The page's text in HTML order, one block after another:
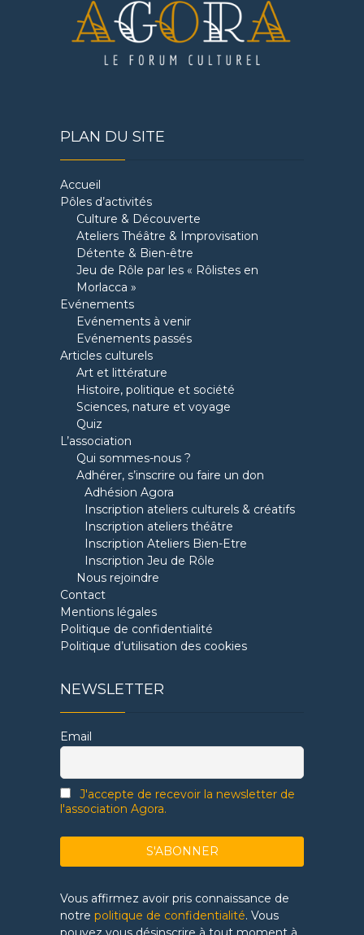
PLAN DU SITE
Accueil
Pôles d’activités
Culture & Découverte
Ateliers Théâtre & Improvisation
Détente & Bien-être
Jeu de Rôle par les « Rôlistes en
Morlacca »
Evénements
Evénements à venir
Evénements passés
Articles culturels
Art et littérature
Histoire, politique et société
Sciences, nature et voyage
Quiz
L’association
Qui sommes-nous ?
Adhérer, s’inscrire ou faire un don
Adhésion Agora
Inscription ateliers culturels & créatifs
Inscription ateliers théâtre
Inscription Ateliers Bien-Etre
Inscription Jeu de Rôle
Nous rejoindre
Contact
Mentions légales
Politique de confidentialité
Politique d’utilisation des cookies
NEWSLETTER
Email
J'accepte de recevoir la newsletter de
l'association Agora.
Vous affirmez avoir pris connaissance de
notre politique de confidentialité. Vous